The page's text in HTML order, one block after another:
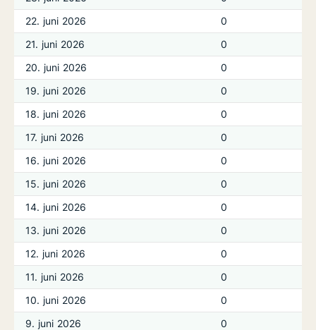
22. juni 2026
0
21. juni 2026
0
20. juni 2026
0
19. juni 2026
0
18. juni 2026
0
17. juni 2026
0
16. juni 2026
0
15. juni 2026
0
14. juni 2026
0
13. juni 2026
0
12. juni 2026
0
11. juni 2026
0
10. juni 2026
0
9. juni 2026
0